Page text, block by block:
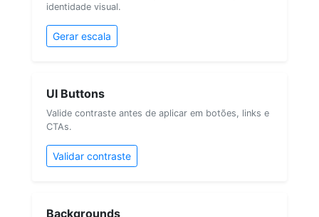
identidade visual.
Gerar escala
UI Buttons
Valide contraste antes de aplicar em botões, links e
CTAs.
Validar contraste
Backgrounds